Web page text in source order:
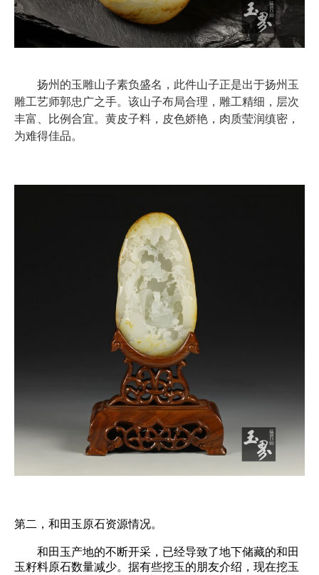
扬州的玉雕山子素负盛名，此件山子正是出于扬州玉
雕工艺师郭忠广之手。该山子布局合理，雕工精细，层次
丰富、比例合宜。黄皮子料，皮色娇艳，肉质莹润缜密，
为难得佳品。
第二，和田玉原石资源情况。
和田玉产地的不断开采，已经导致了地下储藏的和田
玉籽料原石数量减少。据有些挖玉的朋友介绍，现在挖玉